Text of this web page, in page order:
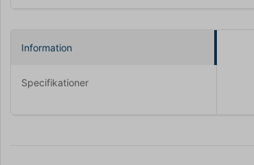
Information
Specifikationer